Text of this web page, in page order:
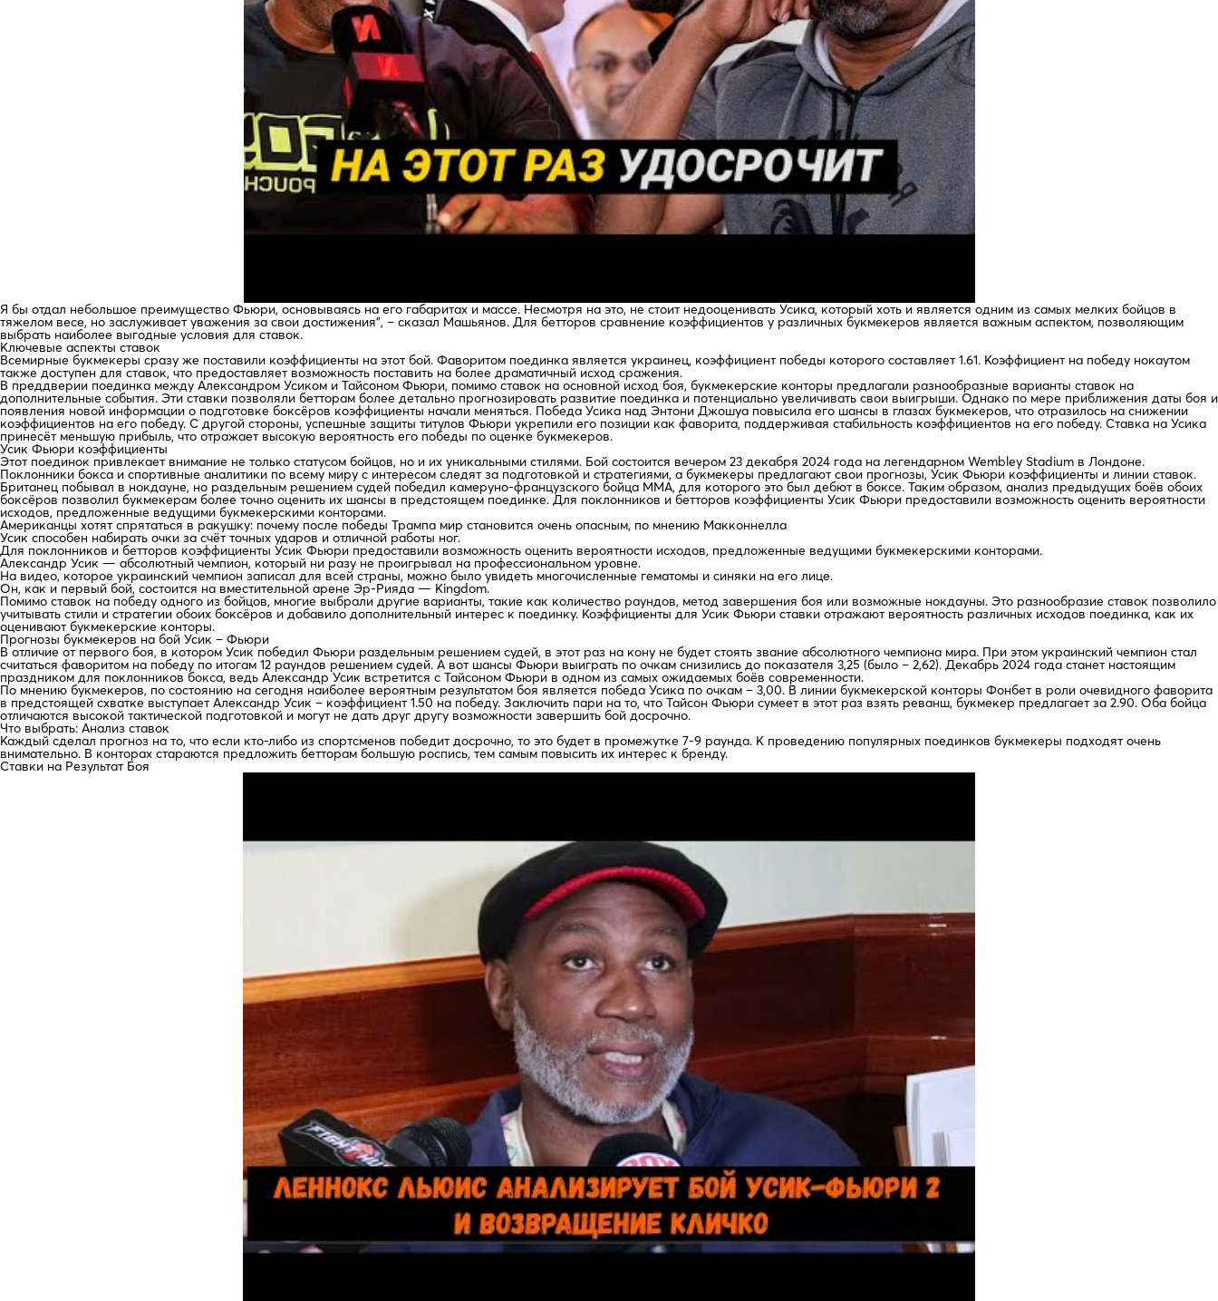
Я бы отдал небольшое преимущество Фьюри, основываясь на его габаритах и массе. Несмотря на это, не стоит недооценивать Усика, который хоть и является одним из самых мелких бойцов в
тяжелом весе, но заслуживает уважения за свои достижения”, – сказал Машьянов. Для бетторов сравнение коэффициентов у различных букмекеров является важным аспектом, позволяющим
выбрать наиболее выгодные условия для ставок.
Ключевые аспекты ставок
Всемирные букмекеры сразу же поставили коэффициенты на этот бой. Фаворитом поединка является украинец, коэффициент победы которого составляет 1.61. Коэффициент на победу нокаутом
также доступен для ставок, что предоставляет возможность поставить на более драматичный исход сражения.
В преддверии поединка между Александром Усиком и Тайсоном Фьюри, помимо ставок на основной исход боя, букмекерские конторы предлагали разнообразные варианты ставок на
дополнительные события. Эти ставки позволяли бетторам более детально прогнозировать развитие поединка и потенциально увеличивать свои выигрыши. Однако по мере приближения даты боя и
появления новой информации о подготовке боксёров коэффициенты начали меняться. Победа Усика над Энтони Джошуа повысила его шансы в глазах букмекеров, что отразилось на снижении
коэффициентов на его победу. С другой стороны, успешные защиты титулов Фьюри укрепили его позиции как фаворита, поддерживая стабильность коэффициентов на его победу. Ставка на Усика
принесёт меньшую прибыль, что отражает высокую вероятность его победы по оценке букмекеров.
Усик Фьюри коэффициенты
Этот поединок привлекает внимание не только статусом бойцов, но и их уникальными стилями. Бой состоится вечером 23 декабря 2024 года на легендарном Wembley Stadium в Лондоне.
Поклонники бокса и спортивные аналитики по всему миру с интересом следят за подготовкой и стратегиями, а букмекеры предлагают свои прогнозы, Усик Фьюри коэффициенты и линии ставок.
Британец побывал в нокдауне, но раздельным решением судей победил камеруно-французского бойца ММА, для которого это был дебют в боксе. Таким образом, анализ предыдущих боёв обоих
боксёров позволил букмекерам более точно оценить их шансы в предстоящем поединке. Для поклонников и бетторов коэффициенты Усик Фьюри предоставили возможность оценить вероятности
исходов, предложенные ведущими букмекерскими конторами.
Американцы хотят спрятаться в ракушку: почему после победы Трампа мир становится очень опасным, по мнению Макконнелла
Усик способен набирать очки за счёт точных ударов и отличной работы ног.
Для поклонников и бетторов коэффициенты Усик Фьюри предоставили возможность оценить вероятности исходов, предложенные ведущими букмекерскими конторами.
Александр Усик — абсолютный чемпион, который ни разу не проигрывал на профессиональном уровне.
На видео, которое украинский чемпион записал для всей страны, можно было увидеть многочисленные гематомы и синяки на его лице.
Он, как и первый бой, состоится на вместительной арене Эр-Рияда — Kingdom.
Помимо ставок на победу одного из бойцов, многие выбрали другие варианты, такие как количество раундов, метод завершения боя или возможные нокдауны. Это разнообразие ставок позволило
учитывать стили и стратегии обоих боксёров и добавило дополнительный интерес к поединку. Коэффициенты для Усик Фьюри ставки отражают вероятность различных исходов поединка, как их
оценивают букмекерские конторы.
Прогнозы букмекеров на бой Усик – Фьюри
В отличие от первого боя, в котором Усик победил Фьюри раздельным решением судей, в этот раз на кону не будет стоять звание абсолютного чемпиона мира. При этом украинский чемпион стал
считаться фаворитом на победу по итогам 12 раундов решением судей. А вот шансы Фьюри выиграть по очкам снизились до показателя 3,25 (было – 2,62). Декабрь 2024 года станет настоящим
праздником для поклонников бокса, ведь Александр Усик встретится с Тайсоном Фьюри в одном из самых ожидаемых боёв современности.
По мнению букмекеров, по состоянию на сегодня наиболее вероятным результатом боя является победа Усика по очкам – 3,00. В линии букмекерской конторы Фонбет в роли очевидного фаворита
в предстоящей схватке выступает Александр Усик – коэффициент 1.50 на победу. Заключить пари на то, что Тайсон Фьюри сумеет в этот раз взять реванш, букмекер предлагает за 2.90. Оба бойца
отличаются высокой тактической подготовкой и могут не дать друг другу возможности завершить бой досрочно.
Что выбрать: Анализ ставок
Каждый сделал прогноз на то, что если кто-либо из спортсменов победит досрочно, то это будет в промежутке 7-9 раунда. К проведению популярных поединков букмекеры подходят очень
внимательно. В конторах стараются предложить бетторам большую роспись, тем самым повысить их интерес к бренду.
Ставки на Результат Боя